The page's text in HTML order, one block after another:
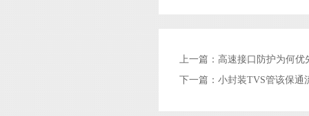
上一篇： 高速接口防护为何优
下一篇： 小封装TVS管该保通